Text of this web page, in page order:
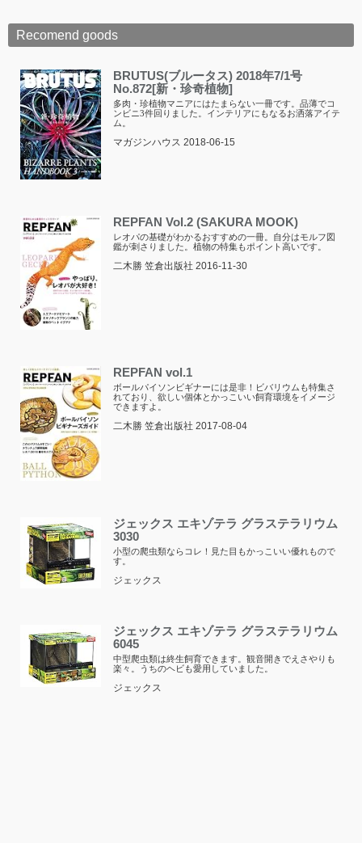
Recomend goods
BRUTUS(ブルータス) 2018年7/1号
No.872[新・珍奇植物]
多肉・珍植物マニアにはたまらない一冊です。品薄でコ
ンビニ3件回りました。インテリアにもなるお洒落アイテ
ム。
マガジンハウス 2018-06-15
REPFAN Vol.2 (SAKURA MOOK)
レオパの基礎がわかるおすすめの一冊。自分はモルフ図
鑑が刺さりました。植物の特集もポイント高いです。
二木勝 笠倉出版社 2016-11-30
REPFAN vol.1
ボールパイソンビギナーには是非！ビバリウムも特集さ
れており、欲しい個体とかっこいい飼育環境をイメージ
できますよ。
二木勝 笠倉出版社 2017-08-04
ジェックス エキゾテラ グラステラリウム
3030
小型の爬虫類ならコレ！見た目もかっこいい優れもので
す。
ジェックス
ジェックス エキゾテラ グラステラリウム
6045
中型爬虫類は終生飼育できます。観音開きでえさやりも
楽々。うちのヘビも愛用していました。
ジェックス